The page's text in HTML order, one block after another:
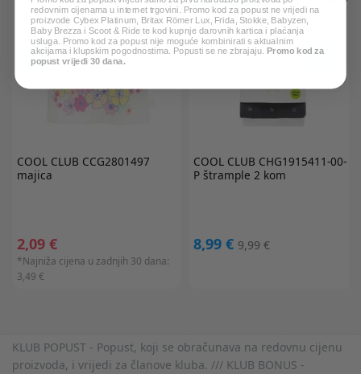
COOL CLUB CCG2801497
majica
2,09 €
*Najniža cijena u zadnjih 30 dana:
3,49 €
COOL CLUB CHG1915411-00-
P štrample 2 kom
8,99 € 9,99 €
KLUB POPUST - Popust, koji se obračunava na redovnu cijenu
proizvoda, i vrijedi za članove kluba. /// KLUB BONUS -
redovnim cijenama u internet trgovini. Promo kod za popust ne vrijedi na
proizvode Cybex Platinum, Britax Römer Lux, Frida, Stokke, Babyzen,
Baby Brezza i Scoot & Ride te kod kupnje darovnih kartica i plaćanja
usluga. Promo kod za popust nije moguće kombinirati s aktualnim
akcijama i klupskim pogodnostima. Popusti se ne zbrajaju. Promo kod za
popust vrijedi 30 dana.